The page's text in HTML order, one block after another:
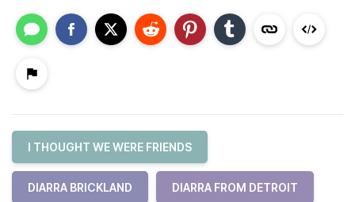
I THOUGHT WE WERE FRIENDS
DIARRA BRICKLAND DIARRA FROM DETROIT